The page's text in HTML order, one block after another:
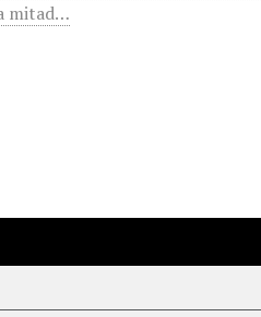
mitad…